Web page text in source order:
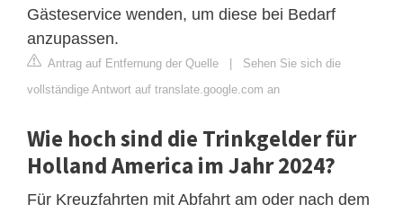
Gästeservice wenden, um diese bei Bedarf
anzupassen.
Antrag auf Entfernung der Quelle | Sehen Sie sich die
vollständige Antwort auf translate.google.com an
Wie hoch sind die Trinkgelder für
Holland America im Jahr 2024?
Für Kreuzfahrten mit Abfahrt am oder nach dem